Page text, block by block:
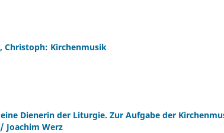
Christoph: Kirchenmusik
Dienerin der Liturgie. Zur Aufgabe der
Joachim Werz